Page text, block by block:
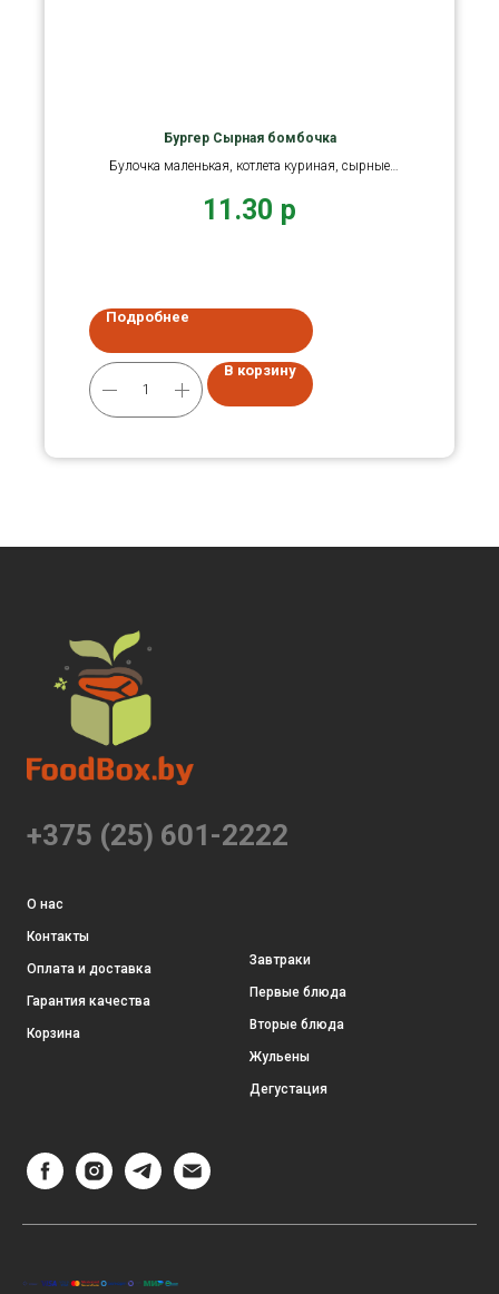
Бургер Сырная бомбочка
Булочка маленькая, котлета куриная, сырные
11.30 р
Подробнее
В корзину
+375 (25) 601-2222
О нас
Контакты
Оплата и доставка
Гарантия качества
Корзина
Завтраки
Первые блюда
Вторые блюда
Жульены
Дегустация